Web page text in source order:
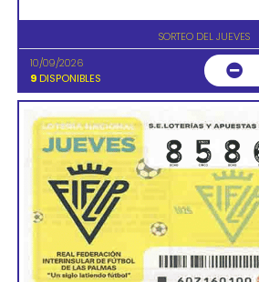
SORTEO DEL JUEVES
10/09/2026
9 DISPONIBLES